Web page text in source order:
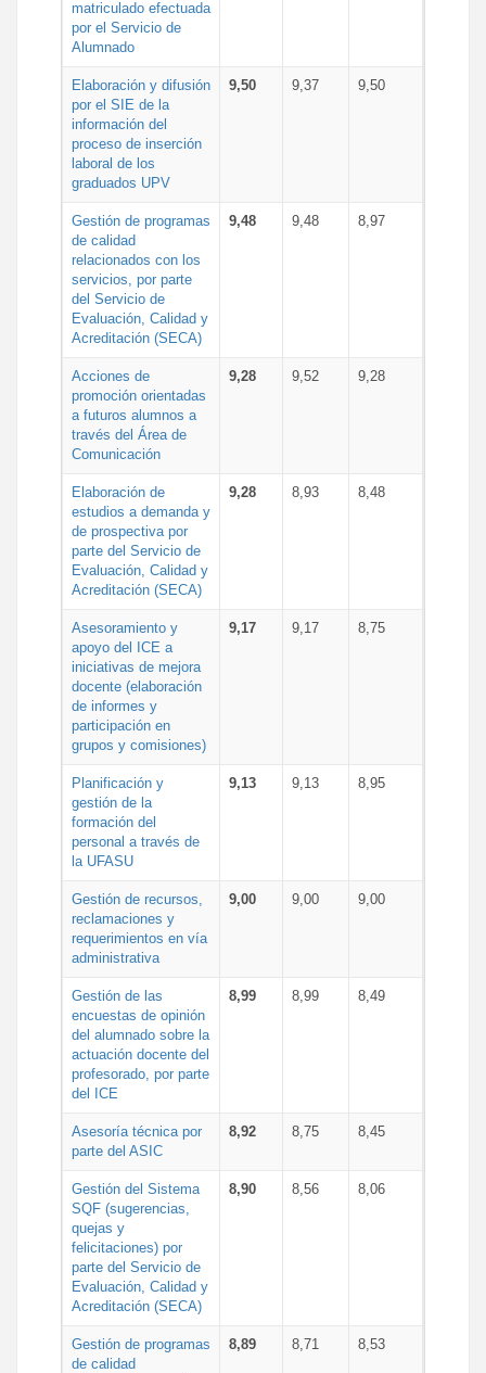
matriculado efectuada
por el Servicio de
Alumnado
Elaboración y difusión
por el SIE de la
información del
proceso de inserción
laboral de los
graduados UPV
9,50 9,37 9,50
Gestión de programas
de calidad
relacionados con los
servicios, por parte
del Servicio de
Evaluación, Calidad y
Acreditación (SECA)
9,48 9,48 8,97
Acciones de
promoción orientadas
a futuros alumnos a
través del Área de
Comunicación
9,28 9,52 9,28
Elaboración de
estudios a demanda y
de prospectiva por
parte del Servicio de
Evaluación, Calidad y
Acreditación (SECA)
9,28 8,93 8,48
Asesoramiento y
apoyo del ICE a
iniciativas de mejora
docente (elaboración
de informes y
participación en
grupos y comisiones)
9,17 9,17 8,75
Planificación y
gestión de la
formación del
personal a través de
la UFASU
9,13 9,13 8,95
Gestión de recursos,
reclamaciones y
requerimientos en vía
administrativa
9,00 9,00 9,00
Gestión de las
encuestas de opinión
del alumnado sobre la
actuación docente del
profesorado, por parte
del ICE
8,99 8,99 8,49
Asesoría técnica por
parte del ASIC
8,92 8,75 8,45
Gestión del Sistema
SQF (sugerencias,
quejas y
felicitaciones) por
parte del Servicio de
Evaluación, Calidad y
Acreditación (SECA)
8,90 8,56 8,06
Gestión de programas
de calidad
8,89 8,71 8,53